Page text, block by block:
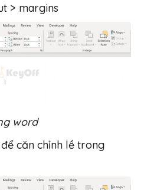
> margins
word
căn chỉnh lề trong